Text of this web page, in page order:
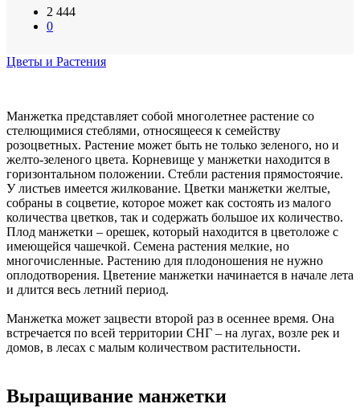
2 444
0
Цветы и Растения
Манжетка представляет собой многолетнее растение со
стелющимися стеблями, относящееся к семейству
розоцветных. Растение может быть не только зеленого, но и
желто-зеленого цвета. Корневище у манжетки находится в
горизонтальном положении. Стебли растения прямостоячие.
У листьев имеется жилкование. Цветки манжетки желтые,
собраны в соцветие, которое может как состоять из малого
количества цветков, так и содержать большое их количество.
Плод манжетки – орешек, который находится в цветоложе с
имеющейся чашечкой. Семена растения мелкие, но
многочисленные. Растению для плодоношения не нужно
оплодотворения. Цветение манжетки начинается в начале лета
и длится весь летний период.
Манжетка может зацвести второй раз в осеннее время. Она
встречается по всей территории СНГ – на лугах, возле рек и
домов, в лесах с малым количеством растительности.
Выращивание манжетки